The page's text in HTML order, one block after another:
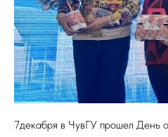
7декабря в ЧувГУ прошел День